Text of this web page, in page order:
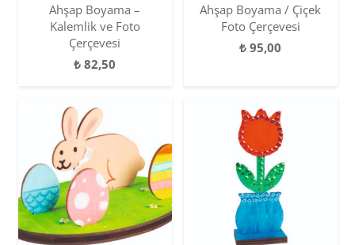
Ahşap Boyama –
Kalemlik ve Foto
Çerçevesi
₺ 82,50
Ahşap Boyama / Çiçek
Foto Çerçevesi
₺ 95,00